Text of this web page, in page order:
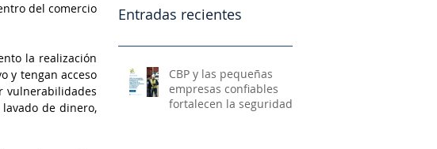
del comercio
la realización
y tengan acceso
vulnerabilidades
de dinero,
Entradas recientes
CBP y las pequeñas
empresas confiables
fortalecen la seguridad